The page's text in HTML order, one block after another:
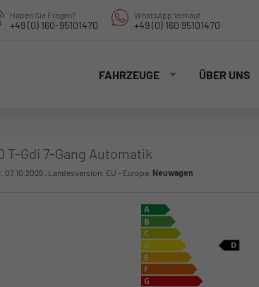
Haben Sie Fragen?
+49 (0) 160-95101470
WhatsApp Verkauf
+49 (0) 160 95101470
FAHRZEUGE ÜBER UNS
T-Gdi 7-Gang Automatik
07.10.2026 , Landesversion: EU - Europa, Neuwagen